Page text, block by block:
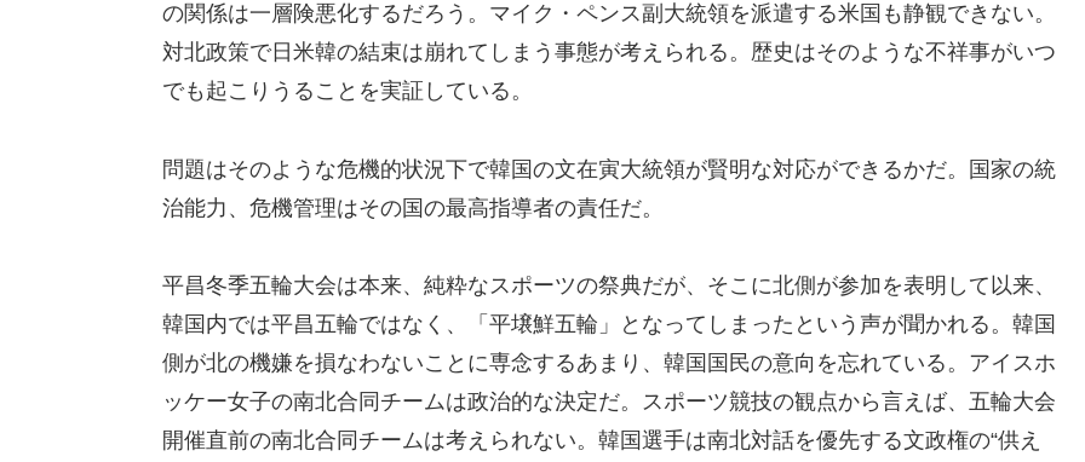
の関係は一層険悪化するだろう。マイク・ペンス副大統領を派遣する米国も静観できない。
対北政策で日米韓の結束は崩れてしまう事態が考えられる。歴史はそのような不祥事がいつ
でも起こりうることを実証している。
問題はそのような危機的状況下で韓国の文在寅大統領が賢明な対応ができるかだ。国家の統
治能力、危機管理はその国の最高指導者の責任だ。
平昌冬季五輪大会は本来、純粋なスポーツの祭典だが、そこに北側が参加を表明して以来、
韓国内では平昌五輪ではなく、「平壌鮮五輪」となってしまったという声が聞かれる。韓国
側が北の機嫌を損なわないことに専念するあまり、韓国国民の意向を忘れている。アイスホ
ッケー女子の南北合同チームは政治的な決定だ。スポーツ競技の観点から言えば、五輪大会
開催直前の南北合同チームは考えられない。韓国選手は南北対話を優先する文政権の“供え